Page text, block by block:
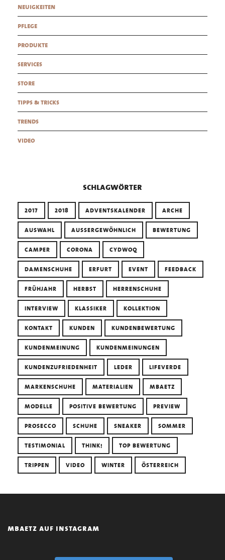
neuigkeiten
pflege
produkte
services
store
tipps & tricks
trends
video
schlagwörter
2017 2018 ADVENTSKALENDER ARCHE
AUSWAHL AUSSERGEWÖHNLICH BEWERTUNG
CAMPER CORONA CYDWOQ
DAMENSCHUHE ERFURT EVENT FEEDBACK
FRÜHJAHR HERBST HERRENSCHUHE
INTERVIEW KLASSIKER KOLLEKTION
KONTAKT KUNDEN KUNDENBEWERTUNG
KUNDENMEINUNG KUNDENMEINUNGEN
KUNDENZUFRIEDENHEIT LEDER LIFEVERDE
MARKENSCHUHE MATERIALIEN MBAETZ
MODELLE POSITIVE BEWERTUNG PREVIEW
PROSECCO SCHUHE SNEAKER SOMMER
TESTIMONIAL THINK! TOP BEWERTUNG
TRIPPEN VIDEO WINTER ÖSTERREICH
mbaetz auf instagram